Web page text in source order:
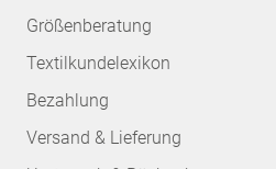
Größenberatung
Textilkundelexikon
Bezahlung
Versand & Lieferung